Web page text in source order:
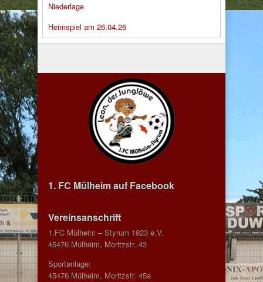
Niederlage
Heimspiel am 26.04.26
1. FC Mülheim auf Facebook
Vereinsanschrift
1.FC Mülheim – Styrum 1923 e.V.
45476 Mülheim, Moritzstr. 43
Sportanlage:
45476 Mülheim, Moritzstr. 45a